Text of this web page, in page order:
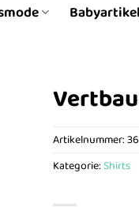
Babyartikel
Artikelnummer:
Kategorie: Shirts